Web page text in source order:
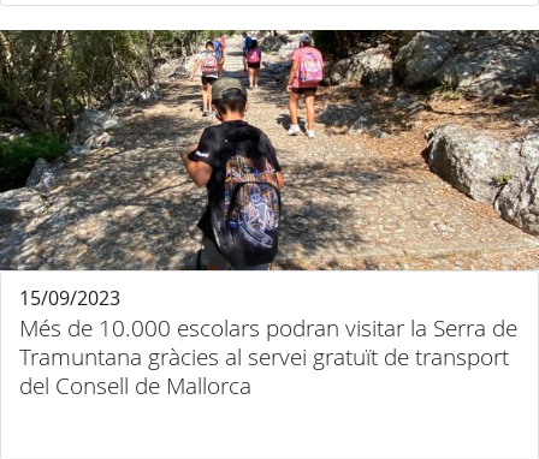
Més de 10.000 escolars podran visitar la Serra de
Tramuntana gràcies al servei gratuït de transport
del Consell de Mallorca
15/09/2023